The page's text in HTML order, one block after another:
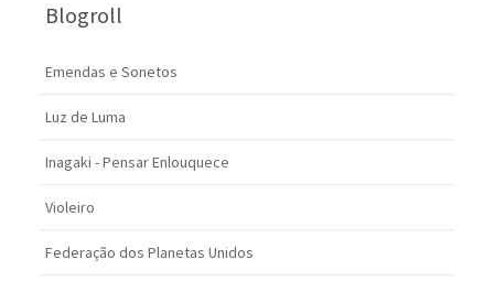
Blogroll
Emendas e Sonetos
Luz de Luma
Inagaki - Pensar Enlouquece
Violeiro
Federação dos Planetas Unidos